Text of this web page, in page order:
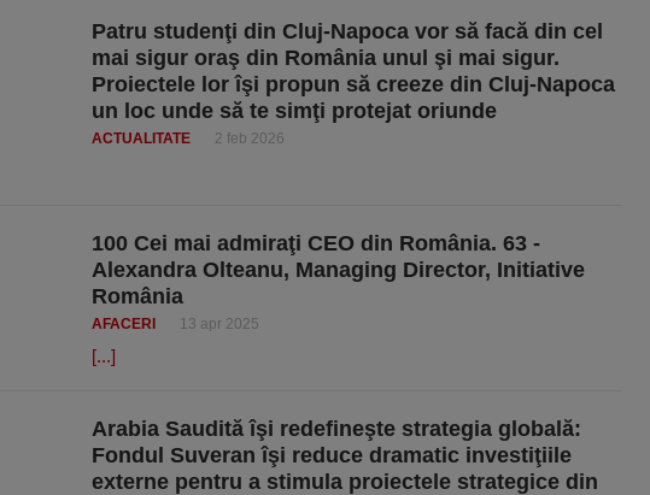
Patru studenţi din Cluj-Napoca vor să facă din cel
mai sigur oraş din România unul şi mai sigur.
Proiectele lor îşi propun să creeze din Cluj-Napoca
un loc unde să te simţi protejat oriunde
ACTUALITATE 2 feb 2026
100 Cei mai admiraţi CEO din România. 63 -
Alexandra Olteanu, Managing Director, Initiative
România
AFACERI 13 apr 2025
[...]
Arabia Saudită îşi redefineşte strategia globală:
Fondul Suveran îşi reduce dramatic investiţiile
externe pentru a stimula proiectele strategice din